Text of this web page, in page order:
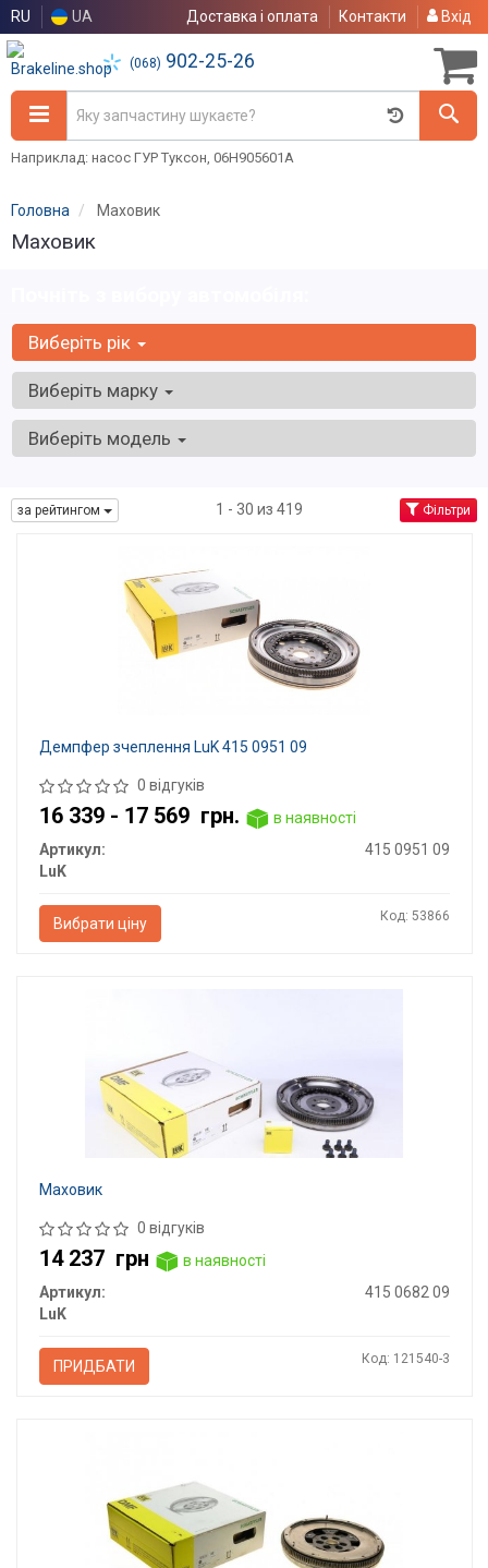
RU UA Доставка і оплата Контакти Вхід
(068) 902-25-26
Наприклад: насос ГУР Туксон, 06H905601A
Головна Маховик
Маховик
Виберіть рік
Виберіть марку
Виберіть модель
за рейтингом 1 - 30 из 419 Фільтри
Демпфер зчеплення LuK 415 0951 09
0 відгуків
16 339 - 17 569 грн.
в наявності
Артикул:
415 0951 09
LuK
Вибрати ціну Код: 53866
Маховик
0 відгуків
14 237 грн
в наявності
Артикул:
415 0682 09
LuK
ПРИДБАТИ Код: 121540-3